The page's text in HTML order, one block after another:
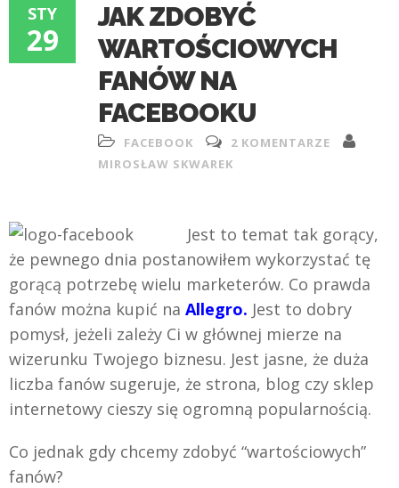
STY
29
JAK ZDOBYĆ
WARTOŚCIOWYCH
FANÓW NA
FACEBOOKU
FACEBOOK
2 KOMENTARZE
MIROSŁAW SKWAREK
Jest to temat tak gorący,
że pewnego dnia postanowiłem wykorzystać tę
gorącą potrzebę wielu marketerów. Co prawda
fanów można kupić na Allegro. Jest to dobry
pomysł, jeżeli zależy Ci w głównej mierze na
wizerunku Twojego biznesu. Jest jasne, że duża
liczba fanów sugeruje, że strona, blog czy sklep
internetowy cieszy się ogromną popularnością.
Co jednak gdy chcemy zdobyć “wartościowych”
fanów?